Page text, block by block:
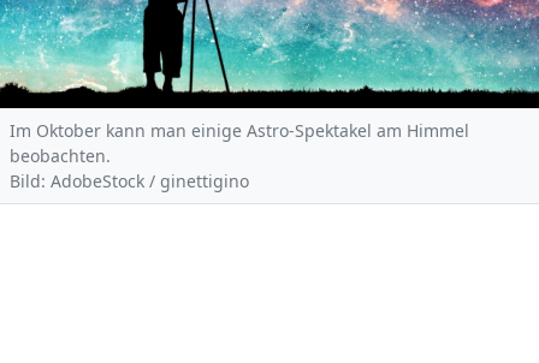
Im Oktober kann man einige Astro-Spektakel am Himmel
beobachten.
Bild: AdobeStock / ginettigino